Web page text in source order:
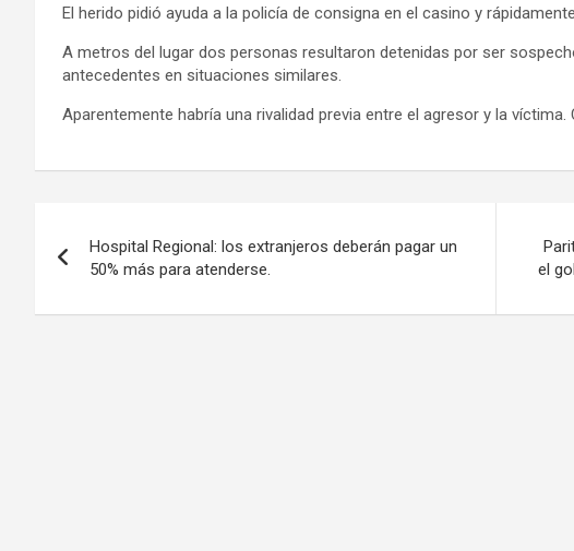
El herido pidió ayuda a la policía de consigna en el casino y
A metros del lugar dos personas resultaron detenidas por ser
antecedentes en situaciones similares.
Aparentemente habría una rivalidad previa entre el agresor y la
de
entradas
Hospital Regional: los extranjeros deberán pagar un
50% más para atenderse.
el